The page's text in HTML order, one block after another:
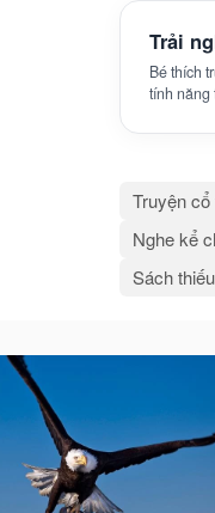
Trải
Bé thích
tính năng
Truyện
Nghe kể
Sách